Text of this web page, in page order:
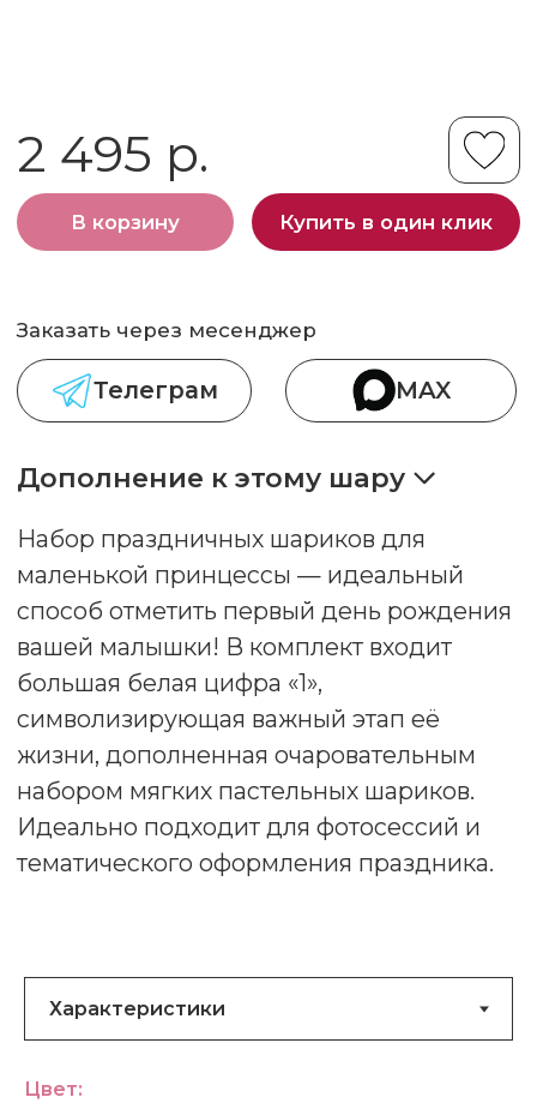
Набор праздничных шариков для
маленькой принцессы — идеальный
способ отметить первый день рождения
вашей малышки! В комплект входит
большая белая цифра «1»,
набором мягких пастельных шариков.
Идеально подходит для фотосессий и
тематического оформления праздника.
Цвет: